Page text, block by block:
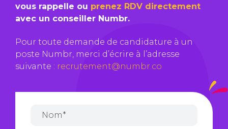
vous rappelle ou prenez RDV directement
avec un conseiller Numbr.
Pour toute demande de candidature à un
poste Numbr, merci d’écrire à l’adresse
suivante : recrutement@numbr.co